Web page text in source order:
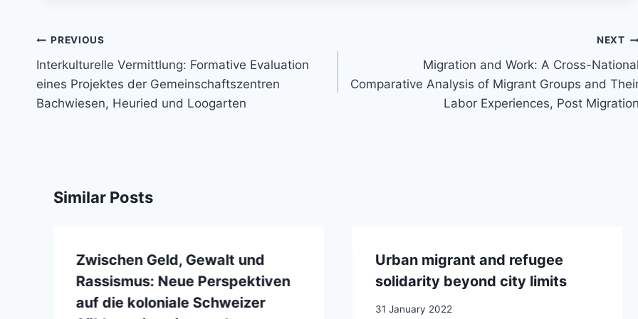
Post
navigation
PREVIOUS
Interkulturelle Vermittlung: Formative Evaluation
eines Projektes der Gemeinschaftszentren
Bachwiesen, Heuried und Loogarten
NEXT
Migration and Work: A Cross-National
Comparative Analysis of Migrant Groups and
Labor Experiences, Post Migration
Similar Posts
Zwischen Geld, Gewalt und
Rassismus: Neue Perspektiven
auf die koloniale Schweizer
Urban migrant and refugee
solidarity beyond city limits
31 January 2022